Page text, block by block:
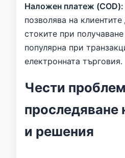
Наложен платеж (COD):
позволява на клиентите
стоките при получаване
популярна при
електронната търговия.
Чести
проследяване
и решения